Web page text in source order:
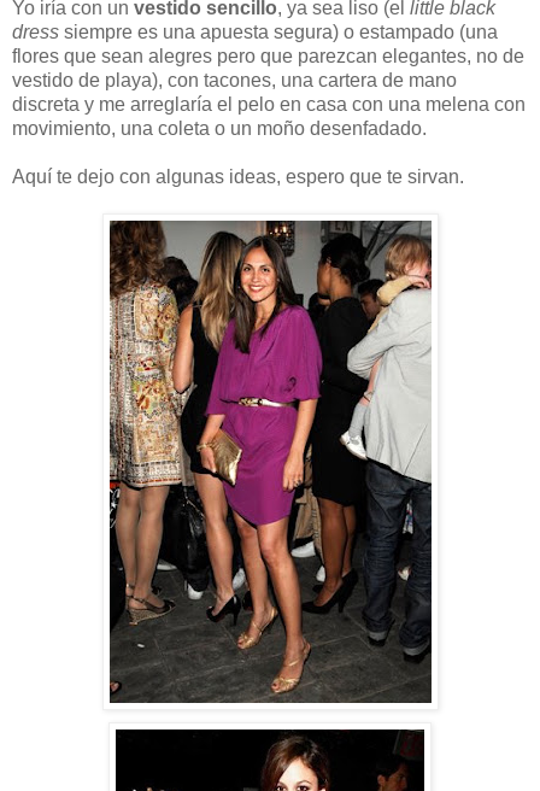
Yo iría con un vestido sencillo, ya sea liso (el little black
dress siempre es una apuesta segura) o estampado (una
flores que sean alegres pero que parezcan elegantes, no de
vestido de playa), con tacones, una cartera de mano
discreta y me arreglaría el pelo en casa con una melena con
movimiento, una coleta o un moño desenfadado.
Aquí te dejo con algunas ideas, espero que te sirvan.